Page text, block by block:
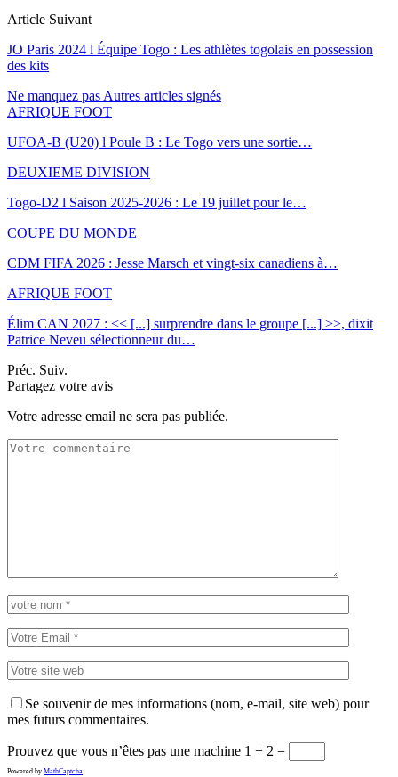
Article Suivant
JO Paris 2024 l Équipe Togo : Les athlètes togolais en possession
des kits
Ne manquez pas Autres articles signés
AFRIQUE FOOT
UFOA-B (U20) l Poule B : Le Togo vers une sortie…
DEUXIEME DIVISION
Togo-D2 l Saison 2025-2026 : Le 19 juillet pour le…
COUPE DU MONDE
CDM FIFA 2026 : Jesse Marsch et vingt-six canadiens à…
AFRIQUE FOOT
Élim CAN 2027 : << [...] surprendre dans le groupe [...] >>, dixit
Patrice Neveu sélectionneur du…
Préc. Suiv.
Partagez votre avis
Votre adresse email ne sera pas publiée.
Se souvenir de mes informations (nom, e-mail, site web) pour
mes futurs commentaires.
Prouvez que vous n’êtes pas une machine 1 + 2 =
Powered by MathCaptcha